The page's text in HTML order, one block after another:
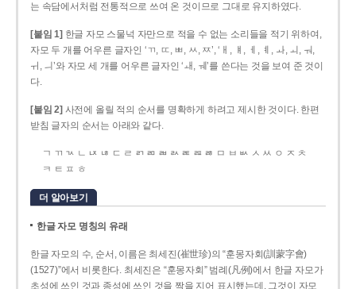
는 속담에서처럼 전통적으로 쓰여 온 것이므로 그대로 유지하였다.
[붙임 1] 한글 자모 스물넉 자만으로 적을 수 없는 소리들을 적기 위하여,
자모 두 개를 어우른 글자인 ‘ㄲ, ㄸ, ㅃ, ㅆ, ㅉ’, ‘ㅐ, ㅒ, ㅔ, ㅖ, ㅘ, ㅚ, ㅝ,
ㅟ, ㅢ’와 자모 세 개를 어우른 글자인 ‘ㅙ, ㅞ’를 쓴다는 것을 보여 준 것이
다.
[붙임 2] 사전에 올릴 적의 순서를 명확하게 하려고 제시한 것이다. 한편
받침 글자의 순서는 아래와 같다.
ㄱ ㄲ ㄳ ㄴ ㄵ ㄶ ㄷ ㄹ ㄺ ㄻ ㄼ ㄽ ㄾ ㄿ ㅀ ㅁ ㅂ ㅄ ㅅ ㅆ ㅇ ㅈ ㅊ
ㅋ ㅌ ㅍ ㅎ
더 알아보기
한글 자모 명칭의 유래
한글 자모의 수, 순서, 이름은 최세진(崔世珍)의 “훈몽자회(訓蒙字會)
(1527)”에서 비롯한다. 최세진은 “훈몽자회” 범례(凡例)에서 한글 자모가
초성에 쓰인 것과 종성에 쓰인 것을 짝을 지어 표시했는데, 그것이 자모